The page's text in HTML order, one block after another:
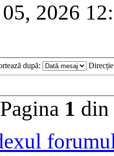
2026
după:
Pagina 1 din